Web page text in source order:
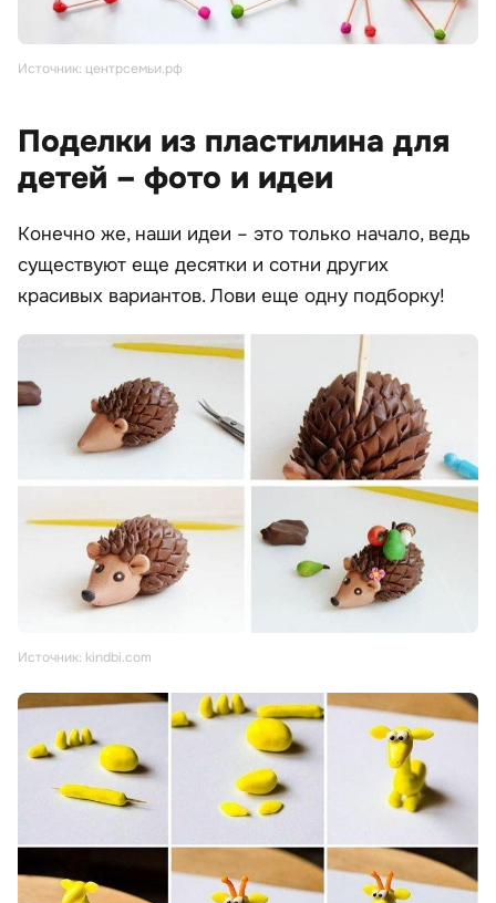
Источник: центрсемьи.рф
Поделки из пластилина для
детей – фото и идеи
Конечно же, наши идеи – это только начало, ведь
существуют еще десятки и сотни других
красивых вариантов. Лови еще одну подборку!
Источник: kindbi.com